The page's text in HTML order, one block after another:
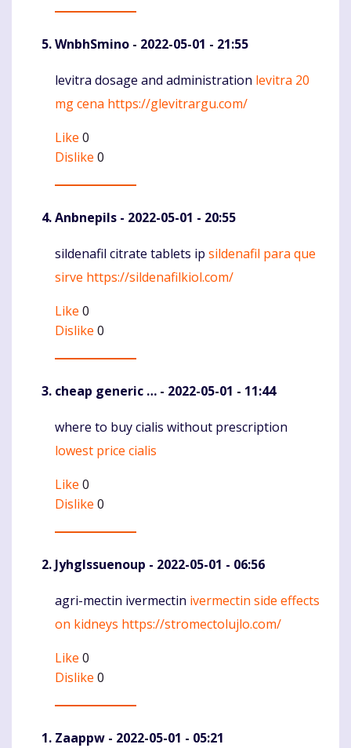
WnbhSmino - 2022-05-01 - 21:55
Komentaras
levitra dosage and administration levitra 20
mg cena https://glevitrargu.com/
Like 0
Dislike 0
Anbnepils - 2022-05-01 - 20:55
Komentaras
sildenafil citrate tablets ip sildenafil para que
sirve https://sildenafilkiol.com/
Like 0
Dislike 0
cheap generic … - 2022-05-01 - 11:44
Komentaras
where to buy cialis without prescription
lowest price cialis
Like 0
Dislike 0
JyhgIssuenoup - 2022-05-01 - 06:56
Komentaras
agri-mectin ivermectin ivermectin side effects
on kidneys https://stromectolujlo.com/
Like 0
Dislike 0
Zaappw - 2022-05-01 - 05:21